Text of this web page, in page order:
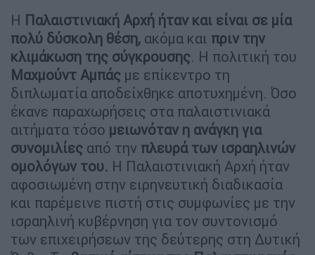
Η Παλαιστινιακή Αρχή ήταν και είναι σε μία
πολύ δύσκολη θέση, ακόμα και πριν την
κλιμάκωση της σύγκρουσης. Η πολιτική του
Μαχμούντ Αμπάς με επίκεντρο τη
διπλωματία αποδείχθηκε αποτυχημένη. Όσο
έκανε παραχωρήσεις στα παλαιστινιακά
αιτήματα τόσο μειωνόταν η ανάγκη για
συνομιλίες από την πλευρά των ισραηλινών
ομολόγων του. Η Παλαιστινιακή Αρχή ήταν
αφοσιωμένη στην ειρηνευτική διαδικασία
και παρέμεινε πιστή στις συμφωνίες με την
ισραηλινή κυβέρνηση για τον συντονισμό
των επιχειρήσεων της δεύτερης στη Δυτική